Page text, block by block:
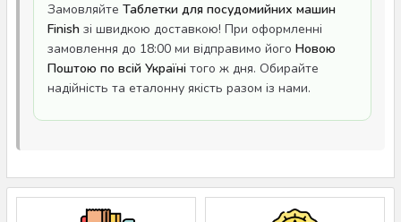
Замовляйте Таблетки для посудомийних машин
Finish зі швидкою доставкою! При оформленні
замовлення до 18:00 ми відправимо його Новою
Поштою по всій Україні того ж дня. Обирайте
надійність та еталонну якість разом із нами.